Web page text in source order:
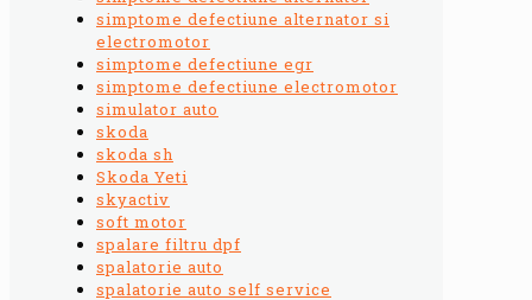
simptome defectiune alternator si
electromotor
simptome defectiune egr
simptome defectiune electromotor
simulator auto
skoda
skoda sh
Skoda Yeti
skyactiv
soft motor
spalare filtru dpf
spalatorie auto
spalatorie auto self service